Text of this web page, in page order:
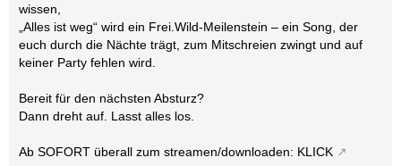
wissen,
„Alles ist weg“ wird ein Frei.Wild-Meilenstein – ein Song, der
euch durch die Nächte trägt, zum Mitschreien zwingt und auf
keiner Party fehlen wird.
Bereit für den nächsten Absturz?
Dann dreht auf. Lasst alles los.
Ab SOFORT überall zum streamen/downloaden: KLICK